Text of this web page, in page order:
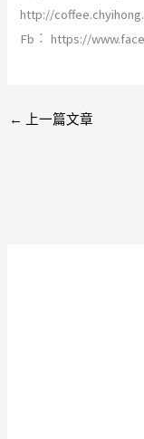
http://
Fb︰ https://
← 上一篇文章